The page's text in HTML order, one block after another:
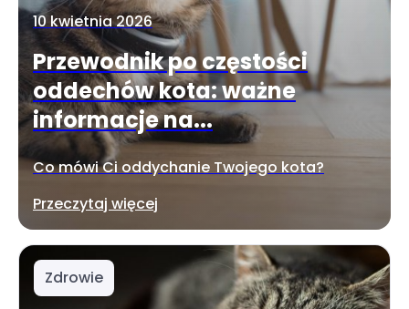
10 kwietnia 2026
Przewodnik po częstości
oddechów kota: ważne
informacje na...
Co mówi Ci oddychanie Twojego kota?
Przeczytaj więcej
Zdrowie